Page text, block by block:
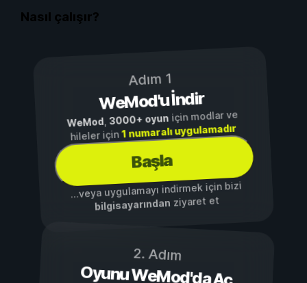
Nasıl çalışır?
Adım 1
WeMod'u İndir
WeMod,3000+ oyuniçin modlar ve
hileler için1 numaralı uygulamadır
Başla
...veya uygulamayı indirmek için bizi
bilgisayarından ziyaret et
2. Adım
Oyunu WeMod'da Aç